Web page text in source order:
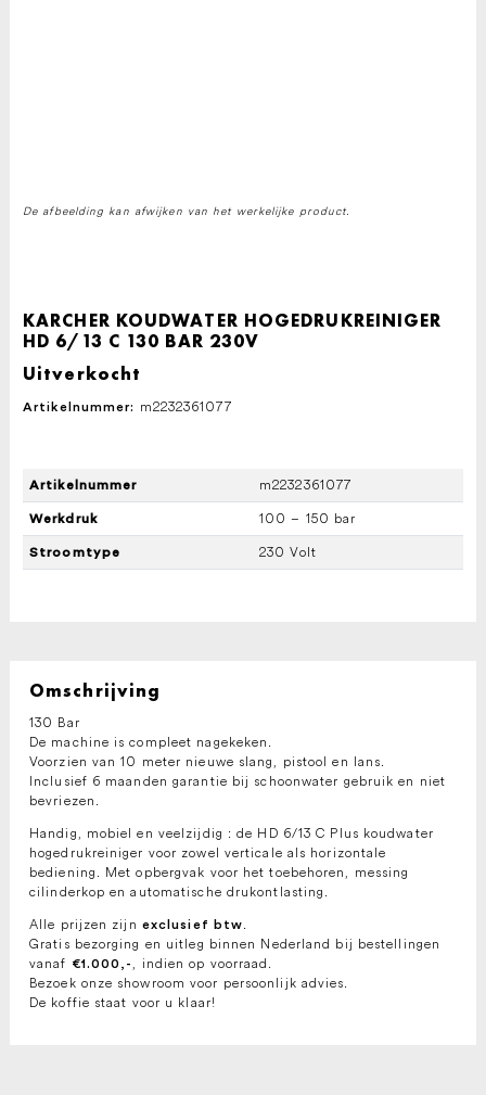
De afbeelding kan afwijken van het werkelijke product.
KARCHER KOUDWATER HOGEDRUKREINIGER
HD 6/13 C 130 BAR 230V
Uitverkocht
Artikelnummer: m2232361077
Artikelnummer m2232361077
Werkdruk 100 – 150 bar
Stroomtype 230 Volt
Omschrijving
130 Bar
De machine is compleet nagekeken.
Voorzien van 10 meter nieuwe slang, pistool en lans.
Inclusief 6 maanden garantie bij schoonwater gebruik en niet
bevriezen.
Handig, mobiel en veelzijdig : de HD 6/13 C Plus koudwater
hogedrukreiniger voor zowel verticale als horizontale
bediening. Met opbergvak voor het toebehoren, messing
cilinderkop en automatische drukontlasting.
Alle prijzen zijn exclusief btw.
Gratis bezorging en uitleg binnen Nederland bij bestellingen
vanaf €1.000,- , indien op voorraad.
Bezoek onze showroom voor persoonlijk advies.
De koffie staat voor u klaar!